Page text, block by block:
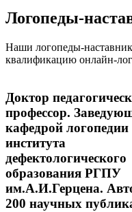
Логопеды-
Наши логопеды-
квалификацию онлайн-
Доктор
профессор.
кафедрой логопедии
института
дефектологического
образования РГПУ
им.А.И.Герцена.
200 научных